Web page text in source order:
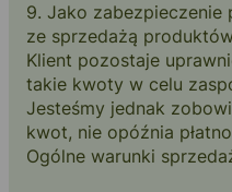
9. Jako zabezpieczenie
ze sprzedażą
Klient pozostaje
takie kwoty w celu
Jesteśmy jednak
kwot, nie opóźnia
Ogólne warunki